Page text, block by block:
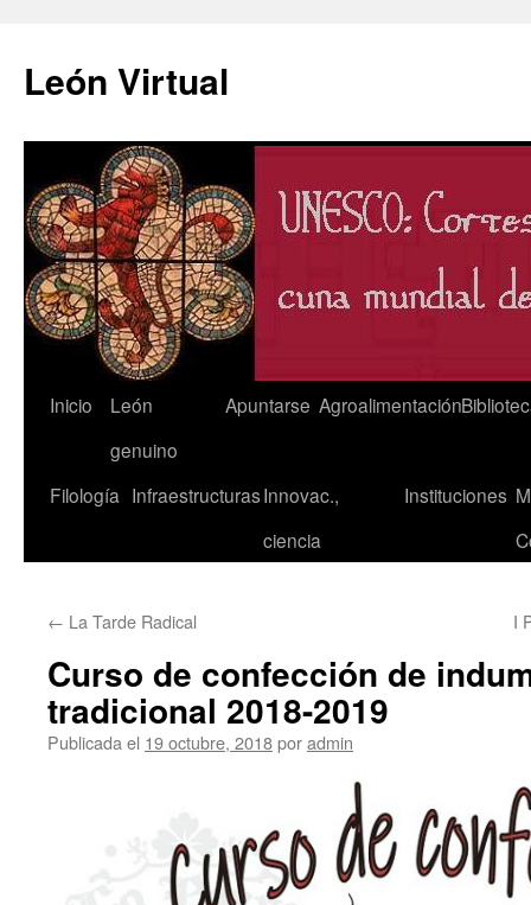
León Virtual
Saltar
contenido
Inicio
León
genuino
Apuntarse Agroalimentación
Filología InfraestructurasInnovac.,
ciencia
Instituciones
← La Tarde Radical I
Curso de confección de
tradicional 2018-2019
Publicada el 19 octubre, 2018poradmin